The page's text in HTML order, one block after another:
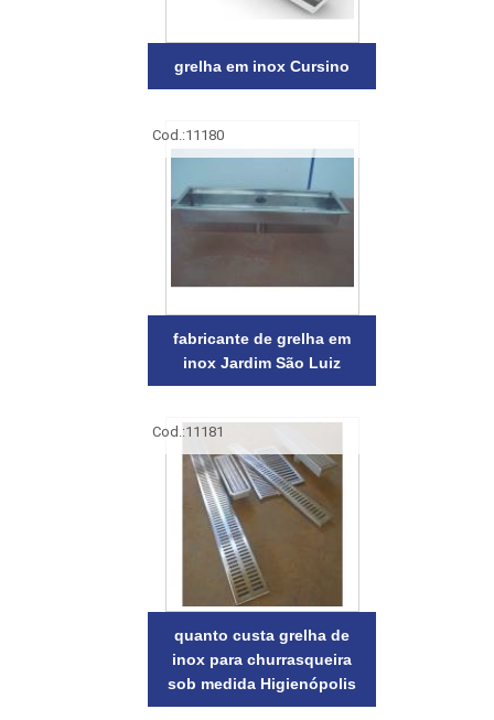
grelha em inox Cursino
Cod.:11180
fabricante de grelha em
inox Jardim São Luiz
Cod.:11181
quanto custa grelha de
inox para churrasqueira
sob medida Higienópolis